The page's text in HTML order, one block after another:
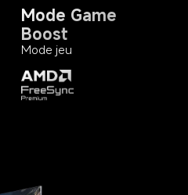
Mode Game
Boost
Mode jeu